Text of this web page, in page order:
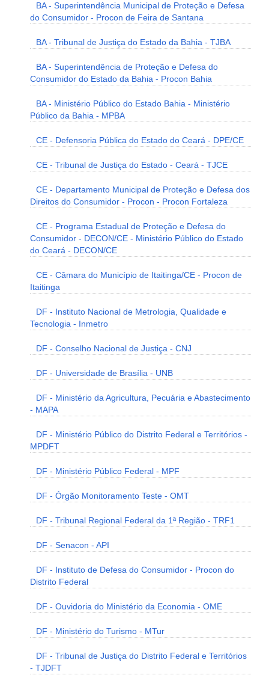
BA - Superintendência Municipal de Proteção e Defesa
do Consumidor - Procon de Feira de Santana
BA - Tribunal de Justiça do Estado da Bahia - TJBA
BA - Superintendência de Proteção e Defesa do
Consumidor do Estado da Bahia - Procon Bahia
BA - Ministério Público do Estado Bahia - Ministério
Público da Bahia - MPBA
CE - Defensoria Pública do Estado do Ceará - DPE/CE
CE - Tribunal de Justiça do Estado - Ceará - TJCE
CE - Departamento Municipal de Proteção e Defesa dos
Direitos do Consumidor - Procon - Procon Fortaleza
CE - Programa Estadual de Proteção e Defesa do
Consumidor - DECON/CE - Ministério Público do Estado
do Ceará - DECON/CE
CE - Câmara do Município de Itaitinga/CE - Procon de
Itaitinga
DF - Instituto Nacional de Metrologia, Qualidade e
Tecnologia - Inmetro
DF - Conselho Nacional de Justiça - CNJ
DF - Universidade de Brasília - UNB
DF - Ministério da Agricultura, Pecuária e Abastecimento
- MAPA
DF - Ministério Público do Distrito Federal e Territórios -
MPDFT
DF - Ministério Público Federal - MPF
DF - Órgão Monitoramento Teste - OMT
DF - Tribunal Regional Federal da 1ª Região - TRF1
DF - Senacon - API
DF - Instituto de Defesa do Consumidor - Procon do
Distrito Federal
DF - Ouvidoria do Ministério da Economia - OME
DF - Ministério do Turismo - MTur
DF - Tribunal de Justiça do Distrito Federal e Territórios
- TJDFT